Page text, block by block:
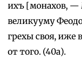
ихъ [монахов, —
великууму
грехы своя, иже
от того. (40а).